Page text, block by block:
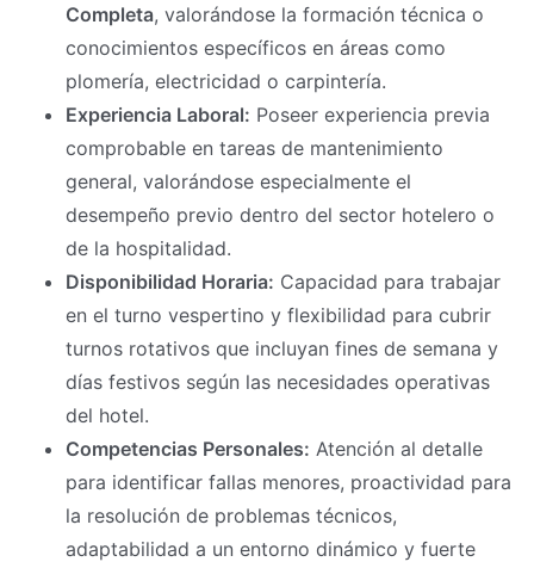
Completa, valorándose la formación técnica o
conocimientos específicos en áreas como
plomería, electricidad o carpintería.
Experiencia Laboral: Poseer experiencia previa
comprobable en tareas de mantenimiento
general, valorándose especialmente el
desempeño previo dentro del sector hotelero o
de la hospitalidad.
Disponibilidad Horaria: Capacidad para trabajar
en el turno vespertino y flexibilidad para cubrir
turnos rotativos que incluyan fines de semana y
días festivos según las necesidades operativas
del hotel.
Competencias Personales: Atención al detalle
para identificar fallas menores, proactividad para
la resolución de problemas técnicos,
adaptabilidad a un entorno dinámico y fuerte